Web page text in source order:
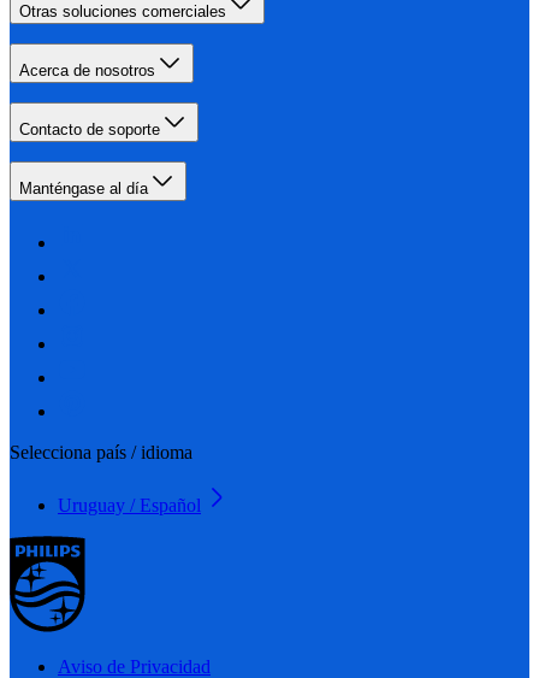
Otras soluciones comerciales
Acerca de nosotros
Contacto de soporte
Manténgase al día
Selecciona país / idioma
Uruguay / Español
Aviso de Privacidad